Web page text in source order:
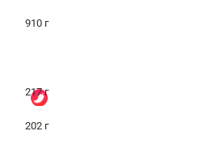
910 г
217 г
202 г